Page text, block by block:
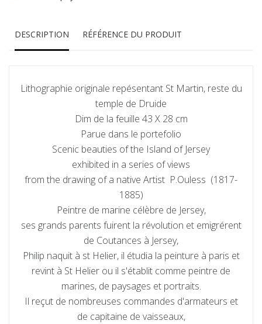
DESCRIPTION RÉFÉRENCE DU PRODUIT
Lithographie originale repésentant St Martin, reste du
temple de Druide
Dim de la feuille 43 X 28 cm
Parue dans le portefolio
Scenic beauties of the Island of Jersey
exhibited in a series of views
from the drawing of a native Artist P.Ouless (1817-
1885)
Peintre de marine célèbre de Jersey,
ses grands parents fuirent la révolution et emigrérent
de Coutances à Jersey,
Philip naquit à st Helier, il étudia la peinture à paris et
revint à St Helier ou il s'établit comme peintre de
marines, de paysages et portraits.
Il reçut de nombreuses commandes d'armateurs et
de capitaine de vaisseaux,